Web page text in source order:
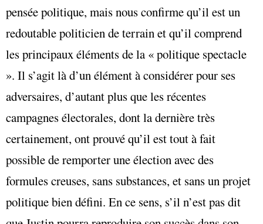
pensée politique, mais nous confirme qu’il est un
redoutable politicien de terrain et qu’il comprend
les principaux éléments de la « politique spectacle
». Il s’agit là d’un élément à considérer pour ses
adversaires, d’autant plus que les récentes
campagnes électorales, dont la dernière très
certainement, ont prouvé qu’il est tout à fait
possible de remporter une élection avec des
formules creuses, sans substances, et sans un projet
politique bien défini. En ce sens, s’il n’est pas dit